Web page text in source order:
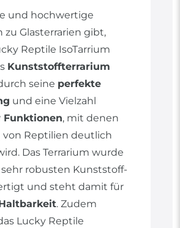
und hochwertige
zu Glasterrarien gibt,
Reptile IsoTarrium
Kunststoffterrarium
seine perfekte
und eine Vielzahl
Funktionen, mit denen
Reptilien deutlich
Das Terrarium wurde
sehr robusten Kunststoff-
und steht damit für
. Zudem
Lucky Reptile